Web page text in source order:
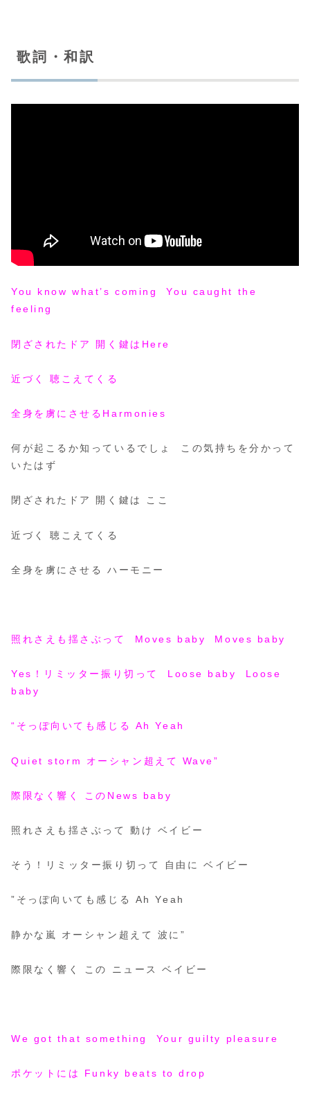
歌詞・和訳
You know what’s coming You caught the
feeling
閉ざされたドア 開く鍵はHere
近づく 聴こえてくる
全身を虜にさせるHarmonies
何が起こるか知っているでしょ この気持ちを分かって
いたはず
閉ざされたドア 開く鍵は ここ
近づく 聴こえてくる
全身を虜にさせる ハーモニー
照れさえも揺さぶって Moves baby Moves baby
Yes！リミッター振り切って Loose baby Loose
baby
“そっぽ向いても感じる Ah Yeah
Quiet storm オーシャン超えて Wave”
際限なく響く このNews baby
照れさえも揺さぶって 動け ベイビー
そう！リミッター振り切って 自由に ベイビー
”そっぽ向いても感じる Ah Yeah
静かな嵐 オーシャン超えて 波に”
際限なく響く この ニュース ベイビー
We got that something Your guilty pleasure
ポケットには Funky beats to drop